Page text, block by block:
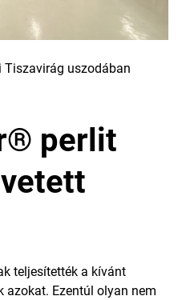
Tiszavirág uszodában
perlit
teljesítették a kívánt
azokat. Ezentúl olyan nem